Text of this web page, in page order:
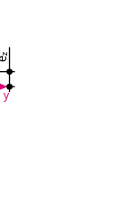
z
y